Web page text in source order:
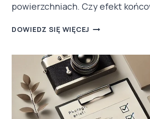
powierzchniach. Czy efekt
DOWIEDZ SIĘ WIĘCEJ PROFESJONALNE
RADZIMY
SOBIE
Z
TRUDNYMI